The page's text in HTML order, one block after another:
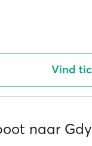
Vind
naar